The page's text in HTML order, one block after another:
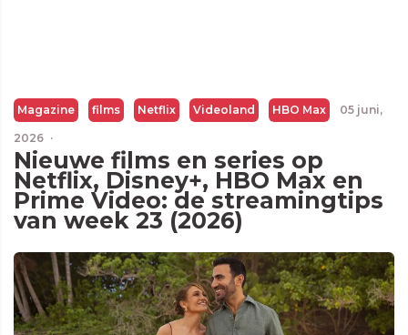
Magazine films Netflix Videoland HBO Max 05 juni,
2026 ·
Nieuwe films en series op
Netflix, Disney+, HBO Max en
Prime Video: de streamingtips
van week 23 (2026)